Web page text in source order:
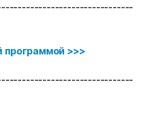
программой >>>